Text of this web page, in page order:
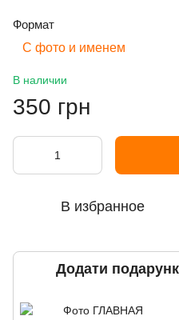
Формат
С фото и именем
В наличии
350 грн
В избранное
Додати